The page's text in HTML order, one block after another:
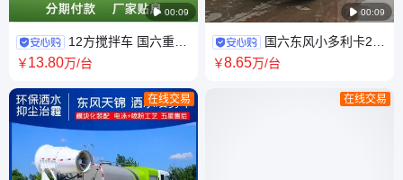
 00:09
12方搅拌车 国六重汽
豪曼 混凝土搅拌运输车 水泥搅
￥13.80万/台
在线交易
 00:09
国六东风小多利卡2.5
吨水罐消防车 双排应急救援车
￥8.65万/台
在线交易